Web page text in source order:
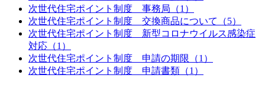
次世代住宅ポイント制度 事務局（1）
次世代住宅ポイント制度 交換商品について（5）
次世代住宅ポイント制度 新型コロナウイルス感染症
対応（1）
次世代住宅ポイント制度 申請の期限（1）
次世代住宅ポイント制度 申請書類（1）